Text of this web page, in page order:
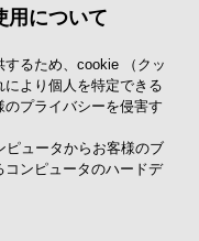
用について
るため、cookie （クッ
より個人を特定できる
プライバシーを侵害す
ュータからお客様のブ
ンピュータのハードデ